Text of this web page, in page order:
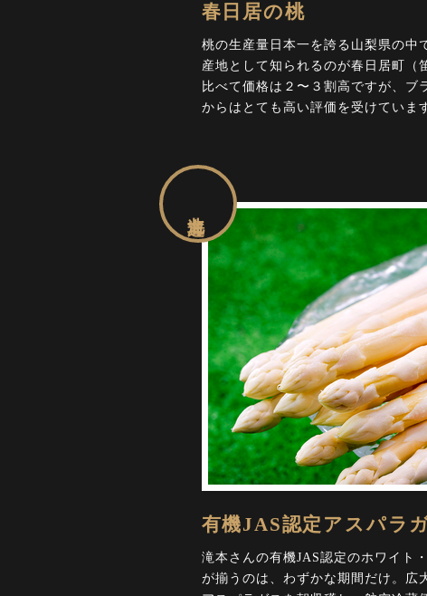
春日居の桃
桃の生産量日本一を誇る山梨県の中
産地として知られるのが春日居町（
比べて価格は２〜３割高ですが、ブ
からはとても高い評価を受けていま
有機JAS認定アスパラ
滝本さんの有機JAS認定のホワイト
が揃うのは、わずかな期間だけ。広